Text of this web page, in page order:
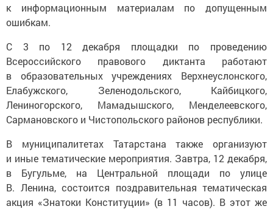
к информационным материалам по допущенным
ошибкам.
С 3 по 12 декабря площадки по проведению
Всероссийского правового диктанта работают
в образовательных учреждениях Верхнеуслонского,
Елабужского, Зеленодольского, Кайбицкого,
Лениногорского, Мамадышского, Менделеевского,
Сармановского и Чистопольского районов республики.
В муниципалитетах Татарстана также организуют
и иные тематические мероприятия. Завтра, 12 декабря,
в Бугульме, на Центральной площади по улице
В. Ленина, состоится поздравительная тематическая
акция «Знатоки Конституции» (в 11 часов). В этот же